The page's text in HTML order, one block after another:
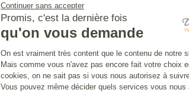
Continuer sans accepter
Promis, c'est la dernière fois
qu'on vous demande
Plateforme de Gestion du
On est vraiment très content que le contenu de notre
Mais comme vous n'avez pas encore fait votre choix
cookies, on ne sait pas si vous nous autorisez à
Vous pouvez même décider quels services vous nous
PORTAIL (INSTALLATION)
Portail Classic' Strong